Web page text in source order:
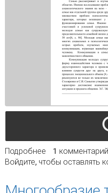
Подробнее о
семье
1 комментарий
Войдите, чтобы оставлять